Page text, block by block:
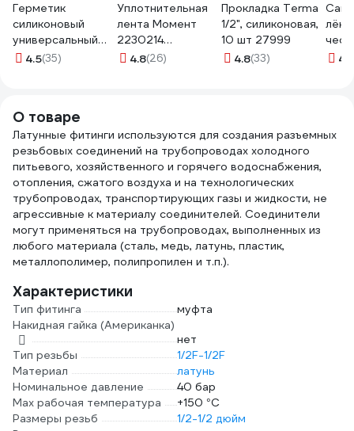
Герметик
силиконовый
универсальный
OPPA U
4.5(35)
Уплотнительная
лента Момент
2230214
тефлоновая, ФУМ,
4.8(26)
Прокладка Terma
1/2", силиконовая,
10 шт 27999
4.8(33)
лён
4.9
О товаре
Латунные фитинги используются для создания разъемных
резьбовых соединений на трубопроводах холодного
питьевого, хозяйственного и горячего водоснабжения,
отопления, сжатого воздуха и на технологических
трубопроводах, транспортирующих газы и жидкости, не
агрессивные к материалу соединителей. Соединители
могут применяться на трубопроводах, выполненных из
любого материала (сталь, медь, латунь, пластик,
металлополимер, полипропилен и т.п.).
Характеристики
Тип фитинга
муфта
Накидная гайка (Американка)
нет
Тип резьбы
1/2F-1/2F
Материал
латунь
Номинальное давление
40 бар
Max рабочая температура
+150 °С
Размеры резьб
1/2-1/2 дюйм